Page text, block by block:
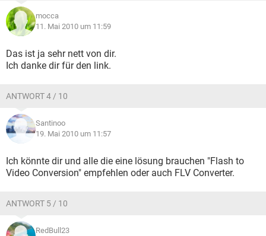
mocca
11. Mai 2010 um 11:59
Das ist ja sehr nett von dir.
Ich danke dir für den link.
ANTWORT 4 / 10
Santinoo
19. Mai 2010 um 11:57
Ich könnte dir und alle die eine lösung brauchen "Flash to
Video Conversion" empfehlen oder auch FLV Converter.
ANTWORT 5 / 10
RedBull23